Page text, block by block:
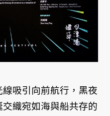
吸引向前航行，黑夜
織宛如海與船共存的